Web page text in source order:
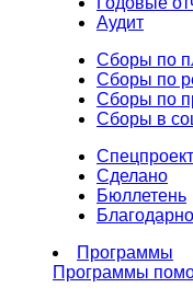
Аудит
Сборы по
Сборы по
Сборы по
Сборы в
Сделано
Бюллетень
Программы
Программы